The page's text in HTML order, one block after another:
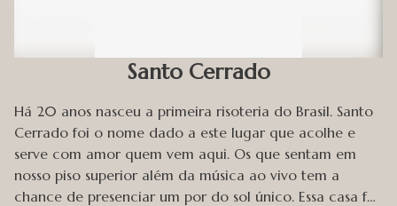
Santo Cerrado
Há 20 anos nasceu a primeira risoteria do Brasil. Santo
Cerrado foi o nome dado a este lugar que acolhe e
serve com amor quem vem aqui. Os que sentam em
nosso piso superior além da música ao vivo tem a
chance de presenciar um por do sol único. Essa casa foi